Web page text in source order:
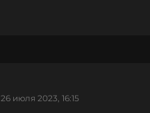
26 июля 2023, 16:15